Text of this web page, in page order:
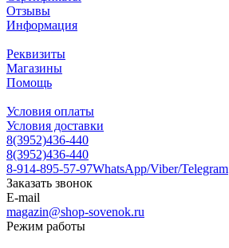
Отзывы
Информация
Реквизиты
Магазины
Помощь
Условия оплаты
Условия доставки
8(3952)436-440
8(3952)436-440
8-914-895-57-97WhatsApp/Viber/Telegram
Заказать звонок
E-mail
magazin@shop-sovenok.ru
Режим работы